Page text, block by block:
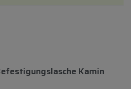
Kamin